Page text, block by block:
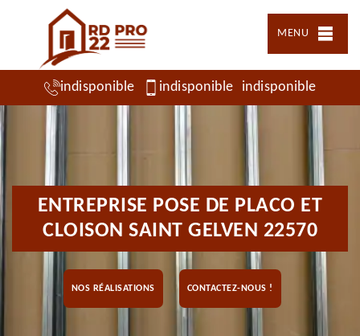
MENU
indisponible indisponible indisponible
ENTREPRISE POSE DE PLACO ET
CLOISON SAINT GELVEN 22570
NOS RÉALISATIONS CONTACTEZ-NOUS !